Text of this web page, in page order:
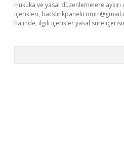
Hukuka ve yasal düzenlemelere
içerikleri,
halinde, ilgili içerikler yasal süre